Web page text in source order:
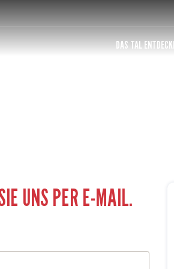
DAS TAL
UNS PER E-MAIL.